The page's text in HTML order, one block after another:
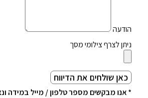
הודעה
ניתן לצרף צילומי מסך
כאן שולחים את הדיווח
* אנו מבקשים מספר טלפון / מייל במידה